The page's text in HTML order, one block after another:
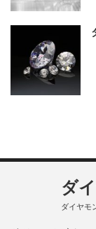
ダ
ダイヤモ